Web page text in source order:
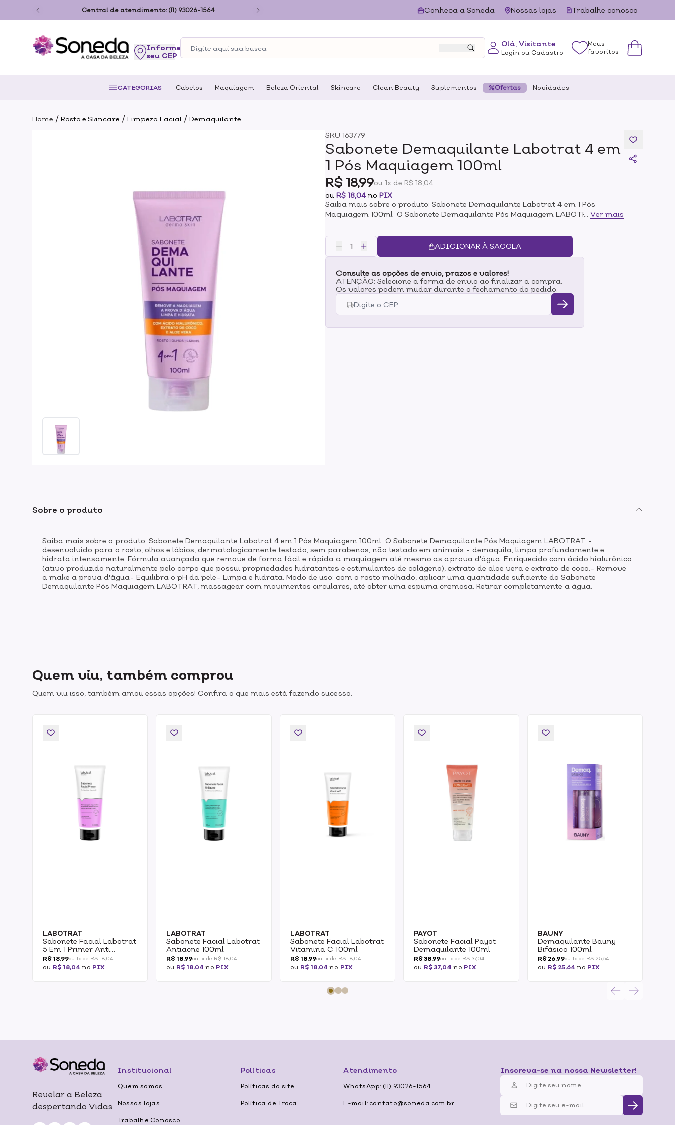
Central de atendimento: (11) 93026-1564 Conheca a Soneda Nossas lojas Trabalhe conosco
seu CEP
Olá, Visitante
Login ou Cadastro
Meus
favoritos
CATEGORIAS Cabelos Maquiagem Beleza Oriental Skincare Clean Beauty Suplementos Ofertas Novidades
Home / Rosto e Skincare / Limpeza Facial / Demaquilante
SKU163779
Sabonete Demaquilante Labotrat 4 em
1 Pós Maquiagem 100ml
R$ 18,99ou 1x de R$ 18,04
ouR$ 18,04noPIX
Saiba mais sobre o produto: Sabonete Demaquilante Labotrat 4 em 1 Pós
Maquiagem 100ml O Sabonete Demaquilante Pós Maquiagem LABOTRAT -
parabenos, não testado em animais - demaquila, limpa profundamente e
hidrata intensamente. Fórmula avançada que remove de forma fácil e rápida
a maquiagem até mesmo as aprova d'água. Enriquecido com ácido hialurônico
e estimulantes de colágeno), extrato de aloe vera e extrato de coco.- Remove a
make a prova d'água- Equilibra o pH da pele- Limpa e hidrata. Modo de
uso: com o rosto molhado, aplicar uma quantidade suficiente do Sabonete
Demaquilante Pós Maquiagem LABOTRAT, massagear com movimentos
circulares, até obter uma espuma cremosa. Retirar completamente a água.
Ver mais
ADICIONAR À SACOLA
Consulte as opções de envio, prazos e valores!
ATENÇÃO: Selecione a forma de envio ao finalizar a compra.
Os valores podem mudar durante o fechamento do pedido.
Sobre o produto
Saiba mais sobre o produto: Sabonete Demaquilante Labotrat 4 em 1 Pós Maquiagem 100ml O Sabonete Demaquilante Pós Maquiagem LABOTRAT -
desenvolvido para o rosto, olhos e lábios, dermatologicamente testado, sem parabenos, não testado em animais - demaquila, limpa profundamente e
hidrata intensamente. Fórmula avançada que remove de forma fácil e rápida a maquiagem até mesmo as aprova d'água. Enriquecido com ácido hialurônico
(ativo produzido naturalmente pelo corpo que possui propriedades hidratantes e estimulantes de colágeno), extrato de aloe vera e extrato de coco.- Remove
a make a prova d'água- Equilibra o pH da pele- Limpa e hidrata. Modo de uso: com o rosto molhado, aplicar uma quantidade suficiente do Sabonete
Demaquilante Pós Maquiagem LABOTRAT, massagear com movimentos circulares, até obter uma espuma cremosa. Retirar completamente a água.
Quem viu, também comprou
Quem viu isso, também amou essas opções! Confira o que mais está fazendo sucesso.
LABOTRAT
Sabonete Facial Labotrat
5 Em 1 Primer Anti
Oleosidade 100ml
R$ 18,99ou 1x de R$ 18,04
ou R$ 18,04 no PIX
LABOTRAT
Sabonete Facial Labotrat
Antiacne 100ml
R$ 18,99ou 1x de R$ 18,04
ou R$ 18,04 no PIX
LABOTRAT
Sabonete Facial Labotrat
Vitamina C 100ml
R$ 18,99ou 1x de R$ 18,04
ou R$ 18,04 no PIX
PAYOT
Sabonete Facial Payot
Demaquilante 100ml
R$ 38,99ou 1x de R$ 37,04
ou R$ 37,04 no PIX
BAUNY
Demaquilante Bauny
Bifásico 100ml
R$ 26,99ou 1x de R$ 25,64
ou R$ 25,64 no PIX
Revelar a Beleza
despertando Vidas
Institucional
Quem somos
Nossas lojas
Trabalhe Conosco
Políticas
Políticas do site
Política de Troca
Atendimento
WhatsApp: (11) 93026-1564
E-mail: contato@soneda.com.br
Inscreva-se na nossa Newsletter!